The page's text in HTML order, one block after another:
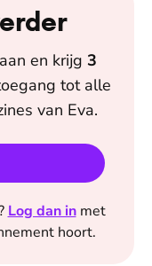
en krijg 3
tot alle
van Eva.
Log dan in met
hoort.